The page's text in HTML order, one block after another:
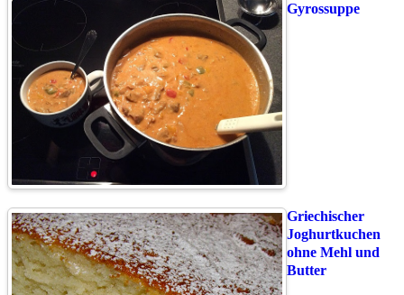
Gyrossuppe
Griechischer
Joghurtkuchen
ohne Mehl und
Butter